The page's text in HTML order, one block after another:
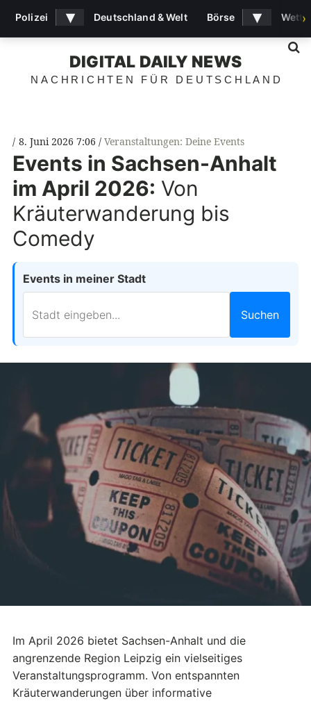
DIGITAL DAILY NEWS
NACHRICHTEN FÜR DEUTSCHLAND
8. Juni 2026 7:06 Veranstaltungen: Deine Events
Events in Sachsen-Anhalt
im April 2026: Von
Kräuterwanderung bis
Comedy
Events in meiner Stadt
Suchen
Im April 2026 bietet Sachsen-Anhalt und die
angrenzende Region Leipzig ein vielseitiges
Veranstaltungsprogramm. Von entspannten
Kräuterwanderungen über informative
Polizei ▾ Deutschland & Welt Börse ▾ ›